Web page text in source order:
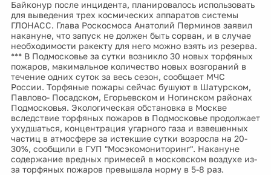
Байконур после инцидента, планировалось использовать
для выведения трех космических аппаратов системы
ГЛОНАСС. Глава Роскосмоса Анатолий Перминов заявил
накануне, что запуск не должен быть сорван, и в случае
необходимости ракекту для него можно взять из резерва.
*** В Подмосковье за сутки возникло 30 новых торфяных
пожаров, макимальное количество новых возгораний в
течение одних суток за весь сезон, сообщает МЧС
России. Торфяные пожары сейчас бушуют в Шатурском,
Павлово- Посадском, Егорьевском и Ногинском районах
Подмосковья. Экологическая обстановка в Москве
вследствие торфяных пожаров в Подмосковье продолжает
ухудшаться, концентрация угарного газа и взвешенных
частиц в атмосфере за истекшие сутки возросла на 20-
30%, сообщили в ГУП "Мосэкомониторинг". Накануне
содержание вредных примесей в московском воздухе из-
за торфяных пожаров превышала норму в 5-8 раз.